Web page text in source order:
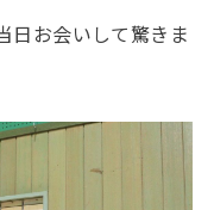
日お会いして驚きま